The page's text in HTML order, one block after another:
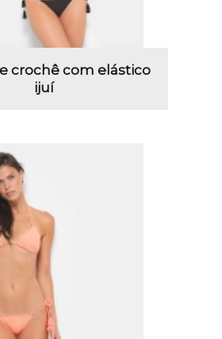
crochê com elástico
ijuí